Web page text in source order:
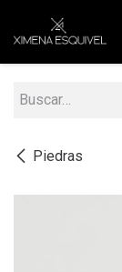
Piedras